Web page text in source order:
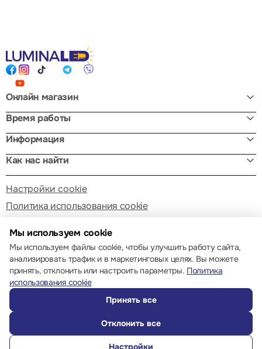
Онлайн магазин
Время работы
Информация
Как нас найти
Настройки cookie
Политика использования cookie
© 2013 – 2026 ECOM
Мы используем cookie
Мы используем файлы cookie, чтобы улучшить работу сайта,
анализировать трафик и в маркетинговых целях. Вы можете
принять, отклонить или настроить параметры. Политика
использования cookie
Принять все
Отклонить все
Настройки